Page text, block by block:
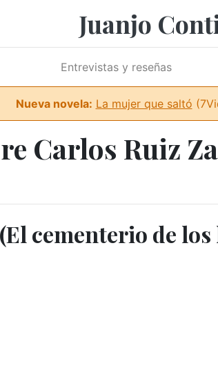
Juanjo
Entrevistas y reseñas
Nueva novela: La mujer que saltó
Carlos Ruiz
cementerio de